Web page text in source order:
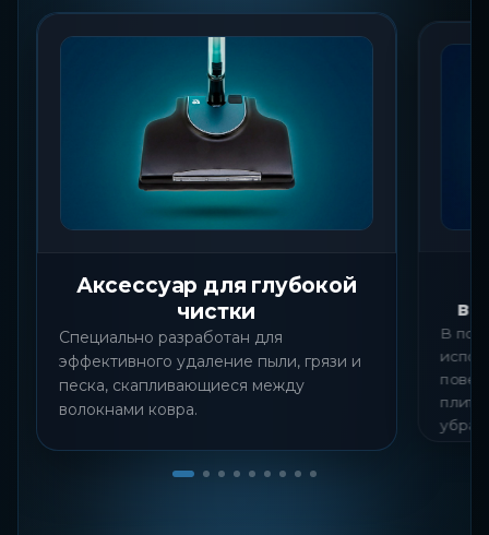
Аксессуар для глубокой
чистки
Специально разработан для
эффективного удаление пыли, грязи и
песка, скапливающиеся между
волокнами ковра.
В